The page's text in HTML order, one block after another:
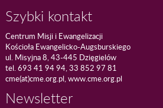
Szybki kontakt
Centrum Misji i Ewangelizacji
Kościoła Ewangelicko-Augsburskiego
ul. Misyjna 8, 43-445 Dzięgielów
tel. 693 41 94 94, 33 852 97 81
cme(at)cme.org.pl, www.cme.org.pl
Newsletter